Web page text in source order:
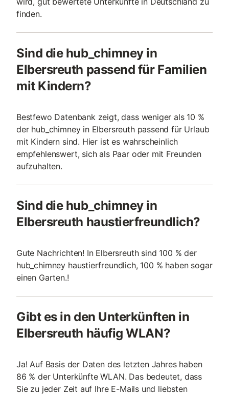
finden.
Sind die hub_chimney in
Elbersreuth passend für Familien
mit Kindern?
Bestfewo Datenbank zeigt, dass weniger als 10 %
der hub_chimney in Elbersreuth passend für Urlaub
mit Kindern sind. Hier ist es wahrscheinlich
empfehlenswert, sich als Paar oder mit Freunden
aufzuhalten.
Sind die hub_chimney in
Elbersreuth haustierfreundlich?
Gute Nachrichten! In Elbersreuth sind 100 % der
hub_chimney haustierfreundlich, 100 % haben sogar
einen Garten.!
Gibt es in den Unterkünften in
Elbersreuth häufig WLAN?
Ja! Auf Basis der Daten des letzten Jahres haben
86 % der Unterkünfte WLAN. Das bedeutet, dass
Sie zu jeder Zeit auf Ihre E-Mails und liebsten